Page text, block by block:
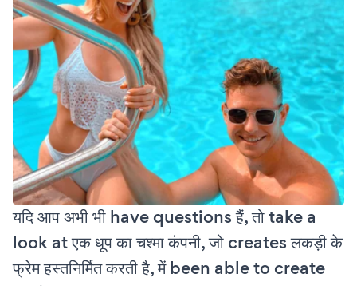
यदि आप अभी भी have questions हैं, तो take a
look at एक धूप का चश्मा कंपनी, जो creates लकड़ी के
फ्रेम हस्तनिर्मित करती है, में been able to create